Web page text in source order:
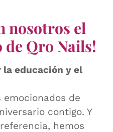
nosotros el
Qro Nails!
la educación y el
emocionados de
contigo. Y
hemos